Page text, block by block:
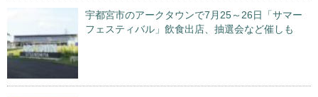
宇都宮市のアークタウンで7月25～26日「サマー
フェスティバル」飲食出店、抽選会など催しも